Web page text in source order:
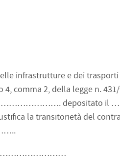
infrastrutture e dei
comma 2, della legge n.
depositato
la transitorietà del